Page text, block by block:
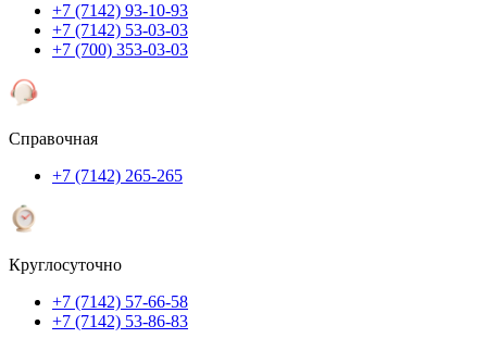
+7 (7142) 93-10-93
+7 (7142) 53-03-03
+7 (700) 353-03-03
Справочная
+7 (7142) 265-265
Круглосуточно
+7 (7142) 57-66-58
+7 (7142) 53-86-83